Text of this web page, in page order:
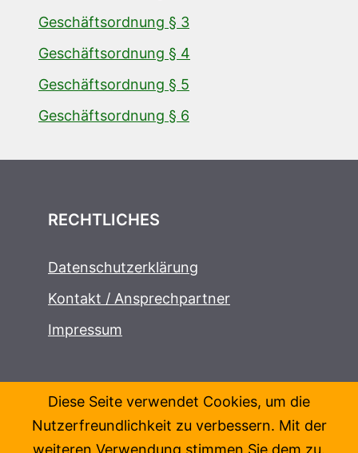
Geschäftsordnung § 3
Geschäftsordnung § 4
Geschäftsordnung § 5
Geschäftsordnung § 6
RECHTLICHES
Datenschutzerklärung
Kontakt / Ansprechpartner
Impressum
Diese Seite verwendet Cookies, um die
Nutzerfreundlichkeit zu verbessern. Mit der
weiteren Verwendung stimmen Sie dem zu.